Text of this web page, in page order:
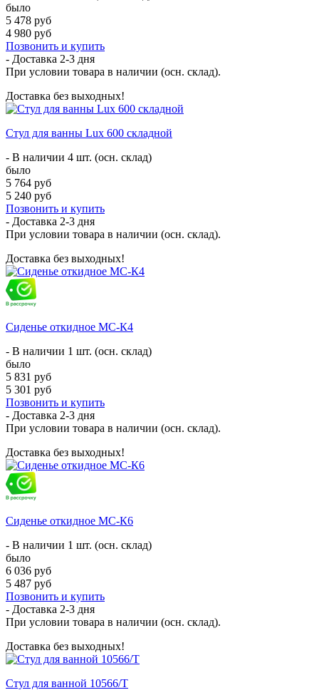
было
5 478 руб
4 980 руб
Позвонить и купить
- Доставка 2-3 дня
При условии товара в наличии (осн. склад).
Доставка без выходных!
Стул для ванны Lux 600 складной
- В наличии 4 шт. (осн. склад)
было
5 764 руб
5 240 руб
Позвонить и купить
- Доставка 2-3 дня
При условии товара в наличии (осн. склад).
Доставка без выходных!
Сиденье откидное МС-К4
- В наличии 1 шт. (осн. склад)
было
5 831 руб
5 301 руб
Позвонить и купить
- Доставка 2-3 дня
При условии товара в наличии (осн. склад).
Доставка без выходных!
Сиденье откидное МС-К6
- В наличии 1 шт. (осн. склад)
было
6 036 руб
5 487 руб
Позвонить и купить
- Доставка 2-3 дня
При условии товара в наличии (осн. склад).
Доставка без выходных!
Стул для ванной 10566/T